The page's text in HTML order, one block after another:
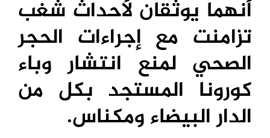
أنهما يوثقان لأحداث شغب
تزامنت مع إجراءات الحجر
الصحي لمنع انتشار وباء
كورونا المستجد بكل من
الدار البيضاء ومكناس.